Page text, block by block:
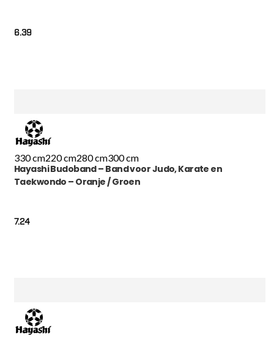
6.39
330 cm220 cm280 cm300 cm
Hayashi Budoband – Band voor Judo, Karate en
Taekwondo – Oranje / Groen
7.24